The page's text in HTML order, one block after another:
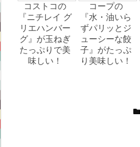
コストコの
『ニチレイ グ
リエハンバー
グ』が玉ねぎ
たっぷりで美
味しい！
コープの
『水・油いら
ずパリッとジ
ューシーな餃
子』がたっぷ
り美味しい！